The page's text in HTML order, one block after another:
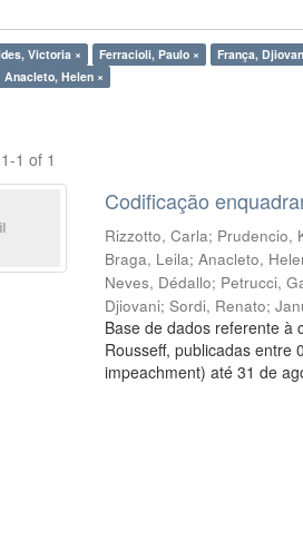
Victoria × Ferracioli, Paulo × França,
Anacleto, Helen ×
1 of 1
Codificação
Rizzotto, Carla; Prudencio,
Braga, Leila;Anacleto,
Neves, Dédallo; Petrucci,
Djiovani;Sordi, Renato;
Base de dados referente à
Rousseff, publicadas entre
impeachment) até 31 de